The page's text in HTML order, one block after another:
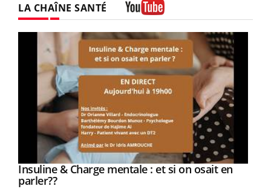
LA CHAÎNE SANTÉ
Youtube
Insuline & Charge mentale : et si on osait en
parler??Youtube